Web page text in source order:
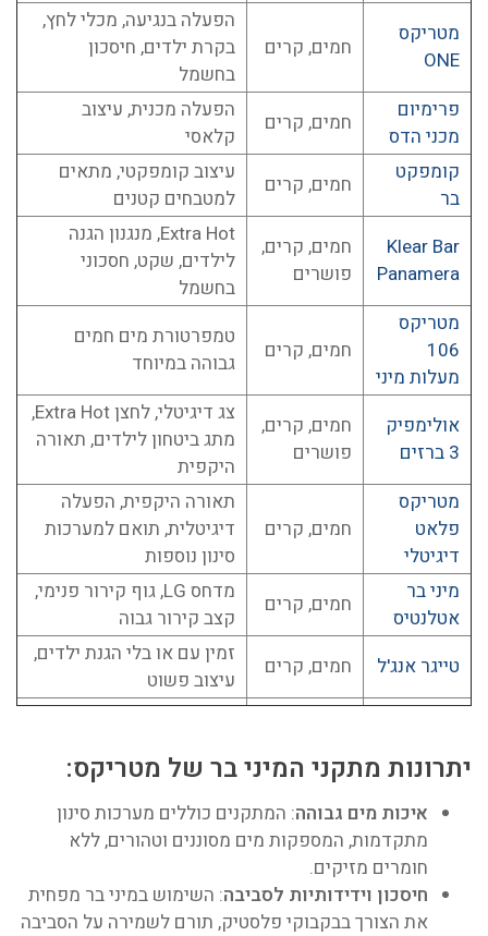
מטריקס
ONE
חמים, קרים
הפעלה בנגיעה, מכלי לחץ,
בקרת ילדים, חיסכון
בחשמל
פרימיום
מכני הדס
חמים, קרים
הפעלה מכנית, עיצוב
קלאסי
קומפקט
בר
חמים, קרים
עיצוב קומפקטי, מתאים
למטבחים קטנים
Klear Bar
Panamera
חמים, קרים,
פושרים
Extra Hot, מנגנון הגנה
לילדים, שקט, חסכוני
בחשמל
מטריקס
106
מעלות מיני
חמים, קרים
טמפרטורת מים חמים
גבוהה במיוחד
אולימפיק
3 ברזים
חמים, קרים,
פושרים
צג דיגיטלי, לחצן Extra Hot,
מתג ביטחון לילדים, תאורה
היקפית
מטריקס
פלאט
דיגיטלי
חמים, קרים
תאורה היקפית, הפעלה
דיגיטלית, תואם למערכות
סינון נוספות
מיני בר
אטלנטיס
חמים, קרים
מדחס LG, גוף קירור פנימי,
קצב קירור גבוה
טייגר אנג'ל
חמים, קרים
זמין עם או בלי הגנת ילדים,
עיצוב פשוט
יתרונות מתקני המיני בר של מטריקס:
איכות מים גבוהה: המתקנים כוללים מערכות סינון
מתקדמות, המספקות מים מסוננים וטהורים, ללא
חומרים מזיקים.
חיסכון וידידותיות לסביבה: השימוש במיני בר מפחית
את הצורך בבקבוקי פלסטיק, תורם לשמירה על הסביבה